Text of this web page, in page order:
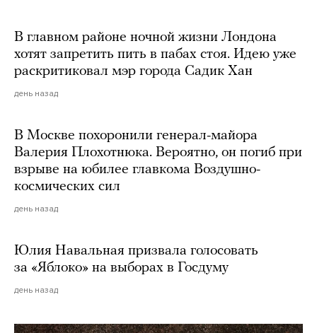
В главном районе ночной жизни Лондона
хотят запретить пить в пабах стоя. Идею уже
раскритиковал мэр города Садик Хан
день назад
В Москве похоронили генерал-майора
Валерия Плохотнюка. Вероятно, он погиб при
взрыве на юбилее главкома Воздушно-
космических сил
день назад
Юлия Навальная призвала голосовать
за «Яблоко» на выборах в Госдуму
день назад